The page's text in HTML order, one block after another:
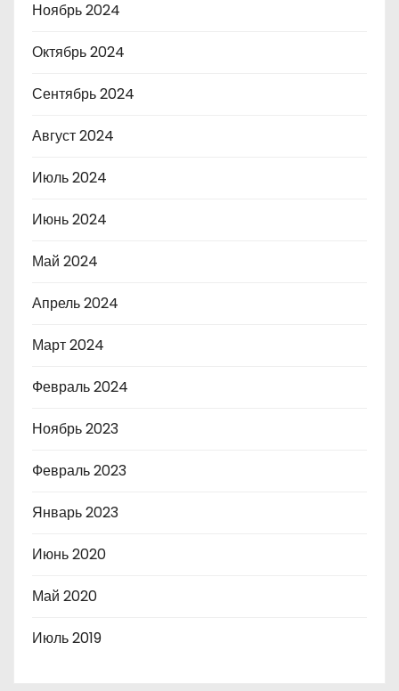
Ноябрь 2024
Октябрь 2024
Сентябрь 2024
Август 2024
Июль 2024
Июнь 2024
Май 2024
Апрель 2024
Март 2024
Февраль 2024
Ноябрь 2023
Февраль 2023
Январь 2023
Июнь 2020
Май 2020
Июль 2019